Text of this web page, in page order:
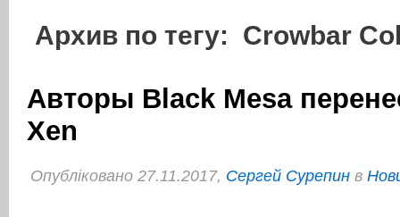
Архив по тегу: Crowbar
Авторы Black Mesa
Xen
Опубліковано 27.11.2017, Сергей Сурепин в